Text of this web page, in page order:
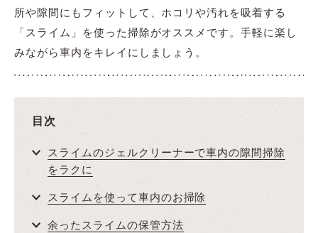
所や隙間にもフィットして、ホコリや汚れを吸着する
「スライム」を使った掃除がオススメです。手軽に楽し
みながら車内をキレイにしましょう。
目次
スライムのジェルクリーナーで車内の隙間掃除
をラクに
スライムを使って車内のお掃除
余ったスライムの保管方法